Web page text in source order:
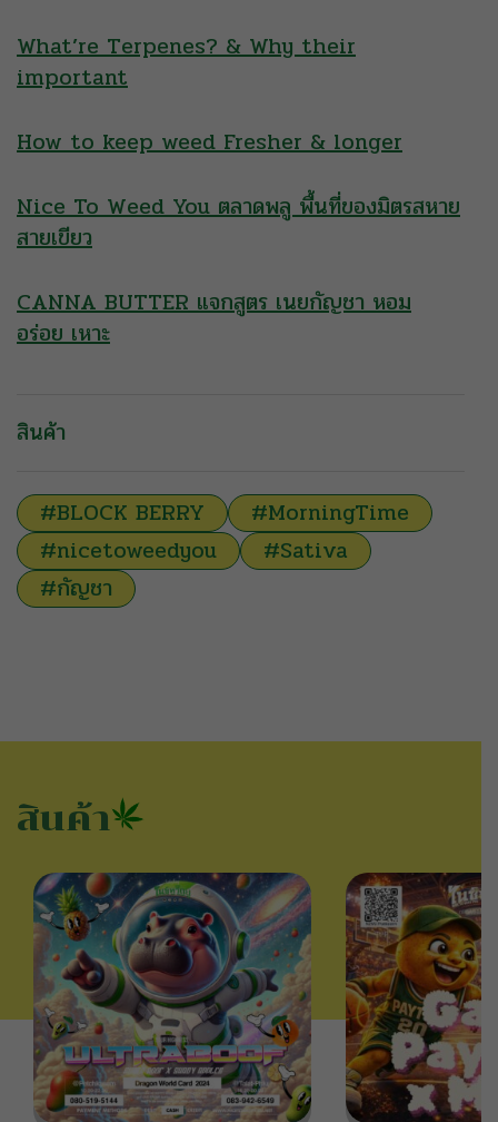
What’re Terpenes? & Why their
important
How to keep weed Fresher & longer
Nice To Weed You ตลาดพลู พื้นที่ของมิตรสหาย
สายเขียว
CANNA BUTTER แจกสูตร เนยกัญชา หอม
อร่อย เหาะ
สินค้า
#BLOCK BERRY
#MorningTime
#nicetoweedyou
#Sativa
#กัญชา
สินค้า